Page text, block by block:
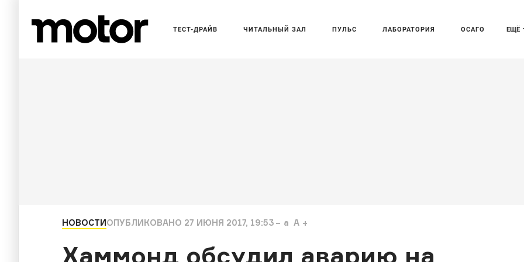
ЕЩЁ
ТЕСТ-ДРАЙВ ЧИТАЛЬНЫЙ ЗАЛ ПУЛЬС ЛАБОРАТОРИЯ ОСАГО
НОВОСТИОПУБЛИКОВАНО 27 ИЮНЯ 2017, 19:53 a A
Хаммонд обсудил аварию на